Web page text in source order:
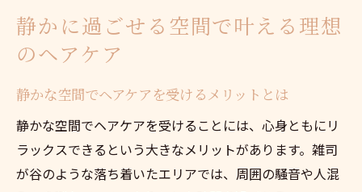
静かに過ごせる空間で叶える理想
のヘアケア
静かな空間でヘアケアを受けるメリットとは
静かな空間でヘアケアを受けることには、心身ともにリ
ラックスできるという大きなメリットがあります。雑司
が谷のような落ち着いたエリアでは、周囲の騒音や人混